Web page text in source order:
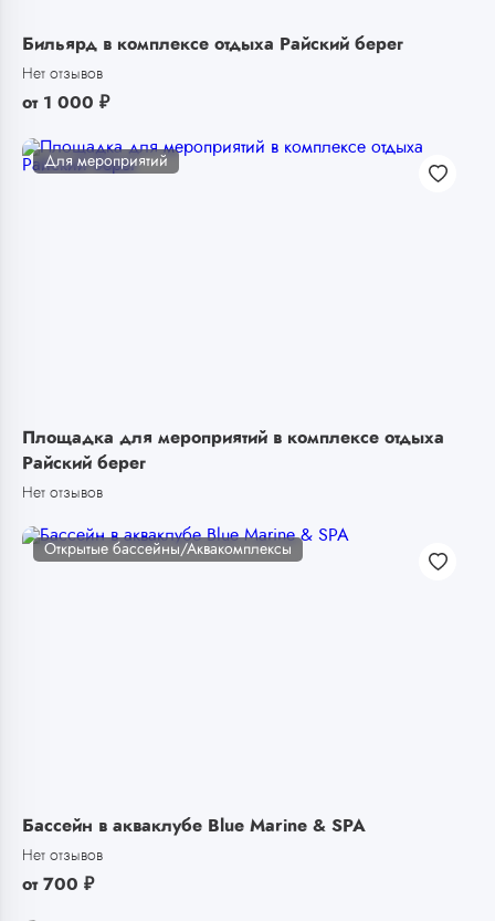
Бильярд в комплексе отдыха Райский берег
Нет отзывов
от 1 000 ₽
Для мероприятий
Площадка для мероприятий в комплексе отдыха
Райский берег
Нет отзывов
Открытые бассейны/Аквакомплексы
Бассейн в акваклубе Blue Marine & SPA
Нет отзывов
от 700 ₽